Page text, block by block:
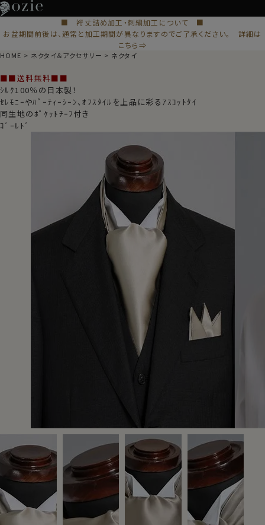
■ 裄丈詰め加工・刺繍加工について ■
お盆期間前後は、通常と加工期間が異なりますのでご了承ください。 詳細は
こちら⇒
HOME ネクタイ＆アクセサリー ネクタイ
■■送料無料■■
ｼﾙｸ100％の日本製！
ｾﾚﾓﾆｰやﾊﾟｰﾃｨｰｼｰﾝ、ｵﾌｽﾀｲﾙを上品に彩るｱｽｺｯﾄﾀｲ
同生地のﾎﾟｹｯﾄﾁｰﾌ付き
ｺﾞｰﾙﾄﾞ